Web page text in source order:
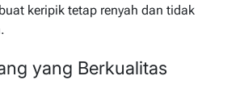
keripik tetap renyah dan tidak
yang Berkualitas